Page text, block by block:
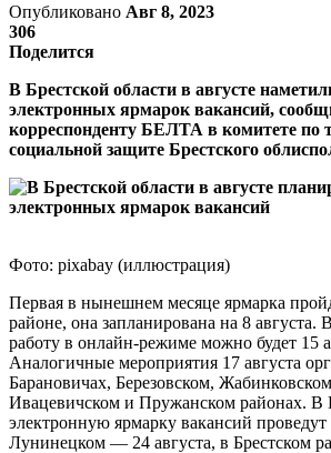
Опубликовано Авг 8, 2023
306
Поделится
В Брестской области в августе
электронных ярмарок вакансий,
корреспонденту БЕЛТА в комитете по
социальной защите Брестского
Фото: pixabay (иллюстрация)
Первая в нынешнем месяце ярмарка
районе, она запланирована на 8 августа.
работу в онлайн-режиме можно будет 15
Аналогичные мероприятия 17 августа
Барановичах, Березовском,
Ивацевичском и Пружанском районах. В
электронную ярмарку вакансий проведут
Лунинецком — 24 августа, в Брестском